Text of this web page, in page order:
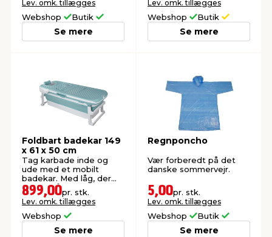
Lev. omk. tillægges
Webshop Butik
Se mere
LED-indikator.
Lev. omk. tillægges
Webshop Butik
Se mere
Foldbart badekar 149
x 61 x 50 cm
Tag karbade inde og
ude med et mobilt
badekar. Med låg, der
holder på varmen.
899,00pr. stk.
Lev. omk. tillægges
Webshop
Se mere
Regnponcho
Vær forberedt på det
danske sommervejr.
5,00pr. stk.
Lev. omk. tillægges
Webshop Butik
Se mere